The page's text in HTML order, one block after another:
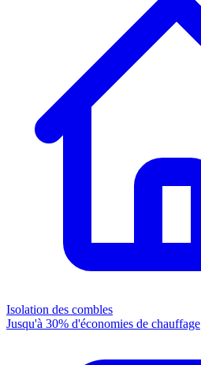
Isolation des combles
Jusqu'à 30% d'économies de chauffage